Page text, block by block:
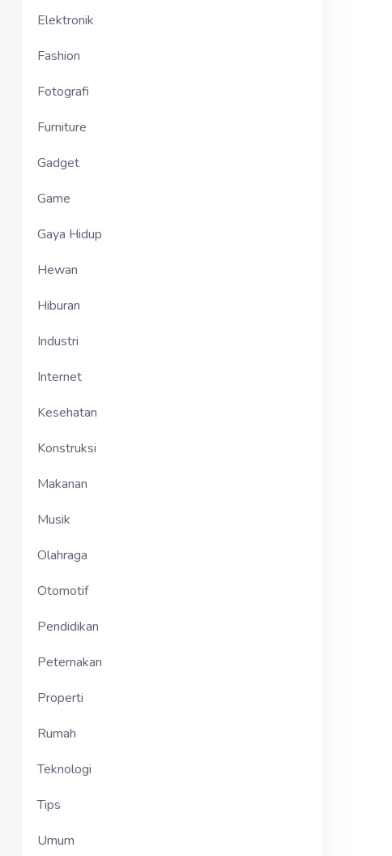
Elektronik
Fashion
Fotografi
Furniture
Gadget
Game
Gaya Hidup
Hewan
Hiburan
Industri
Internet
Kesehatan
Konstruksi
Makanan
Musik
Olahraga
Otomotif
Pendidikan
Peternakan
Properti
Rumah
Teknologi
Tips
Umum